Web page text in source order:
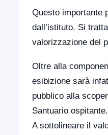
Questo importante
dall’istituto. Si
valorizzazione del
Oltre alla
esibizione sarà
pubblico alla
Santuario ospitante.
A sottolineare il